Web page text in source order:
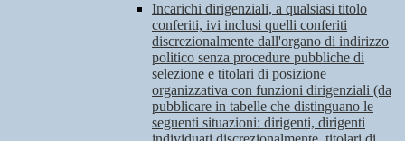
Incarichi dirigenziali, a qualsiasi titolo
conferiti, ivi inclusi quelli conferiti
discrezionalmente dall'organo di indirizzo
politico senza procedure pubbliche di
selezione e titolari di posizione
organizzativa con funzioni dirigenziali (da
pubblicare in tabelle che distinguano le
seguenti situazioni: dirigenti, dirigenti